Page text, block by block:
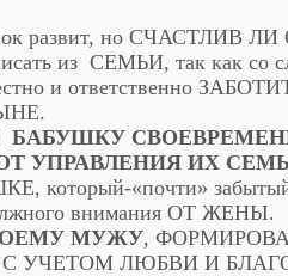
развит, но СЧАСТЛИВ ЛИ
из СЕМЬИ, так как со
и ответственно
УПРАВЛЕНИЯ ИХ
«почти» забытый,
внимания ОТ ЖЕНЫ.
МУЖУ,
УЧЕТОМ ЛЮБВИ И